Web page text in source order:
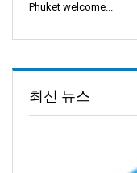
Phuket welcome...
최신 뉴스